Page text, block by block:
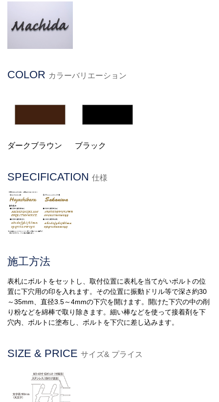
COLOR カラーバリエーション
ダークブラウン ブラック
SPECIFICATION 仕様
施工方法
表札にボルトをセットし、取付位置に表札を当てがいボルトの位
置に下穴用の印を入れます。その位置に振動ドリル等で深さ約30
～35mm、直径3.5～4mmの下穴を開けます。開けた下穴の中の削
り粉などを綿棒で取り除きます。細い棒などを使って接着剤を下
穴内、ボルトに塗布し、ボルトを下穴に差し込みます。
SIZE & PRICE サイズ& プライス